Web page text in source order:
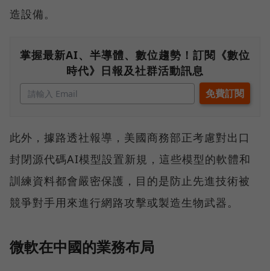
造設備。
掌握最新AI、半導體、數位趨勢！訂閱《數位
時代》日報及社群活動訊息
此外，據路透社報導，美國商務部正考慮對出口
封閉源代碼AI模型設置新規，這些模型的軟體和
訓練資料都會嚴密保護，目的是防止先進技術被
競爭對手用來進行網路攻擊或製造生物武器。
微軟在中國的業務布局